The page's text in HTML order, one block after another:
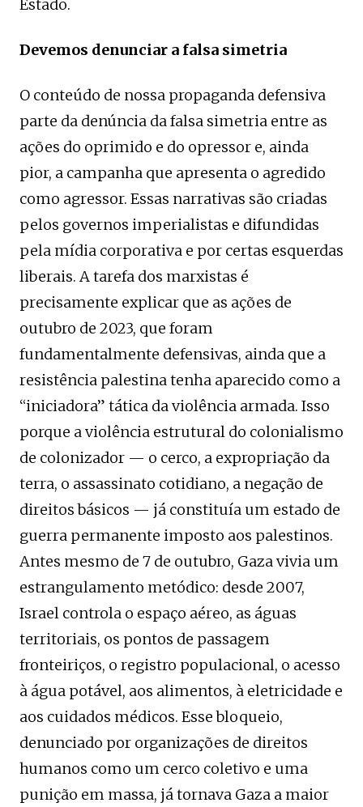
Estado.
Devemos denunciar a falsa simetria
O conteúdo de nossa propaganda defensiva
parte da denúncia da falsa simetria entre as
ações do oprimido e do opressor e, ainda
pior, a campanha que apresenta o agredido
como agressor. Essas narrativas são criadas
pelos governos imperialistas e difundidas
pela mídia corporativa e por certas esquerdas
liberais. A tarefa dos marxistas é
precisamente explicar que as ações de
outubro de 2023, que foram
fundamentalmente defensivas, ainda que a
resistência palestina tenha aparecido como a
“iniciadora” tática da violência armada. Isso
porque a violência estrutural do colonialismo
de colonizador — o cerco, a expropriação da
terra, o assassinato cotidiano, a negação de
direitos básicos — já constituía um estado de
guerra permanente imposto aos palestinos.
Antes mesmo de 7 de outubro, Gaza vivia um
estrangulamento metódico: desde 2007,
Israel controla o espaço aéreo, as águas
territoriais, os pontos de passagem
fronteiriços, o registro populacional, o acesso
à água potável, aos alimentos, à eletricidade e
aos cuidados médicos. Esse bloqueio,
denunciado por organizações de direitos
humanos como um cerco coletivo e uma
punição em massa, já tornava Gaza a maior